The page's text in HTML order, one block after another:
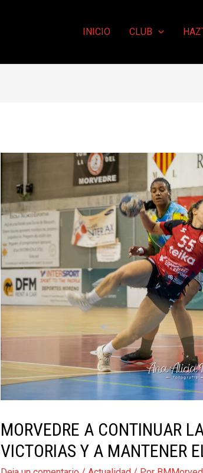
INICIO CLUB
MORVEDRE A CONTINUAR
VICTORIAS Y A MANTENER